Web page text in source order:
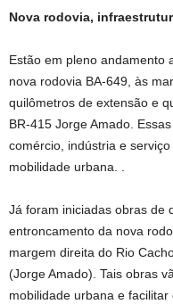
Nova rodovia,
Estão em pleno andamento
nova rodovia BA-649, às
quilômetros de extensão e
BR-415 Jorge Amado.
comércio, indústria e
mobilidade urbana. .
Já foram iniciadas obras de
entroncamento da nova
margem direita do Rio
(Jorge Amado). Tais obras
mobilidade urbana e